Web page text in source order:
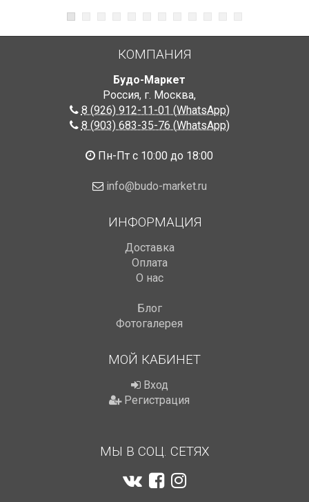
КОМПАНИЯ
Будо-Маркет
Россия, г. Москва,
8 (926) 912-11-01 (WhatsApp)
8 (903) 683-35-76 (WhatsApp)
Пн-Пт с 10:00 до 18:00
info@budo-market.ru
ИНФОРМАЦИЯ
Доставка
Оплата
О нас
Блог
Фотогалерея
МОЙ КАБИНЕТ
Вход
Регистрация
МЫ В СОЦ. СЕТЯХ